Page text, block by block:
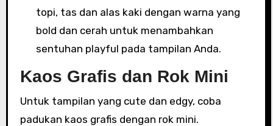
topi, tas dan alas kaki dengan warna yang
bold dan cerah untuk menambahkan
sentuhan playful pada tampilan Anda.
Kaos Grafis dan Rok Mini
Untuk tampilan yang cute dan edgy, coba
padukan kaos grafis dengan rok mini.